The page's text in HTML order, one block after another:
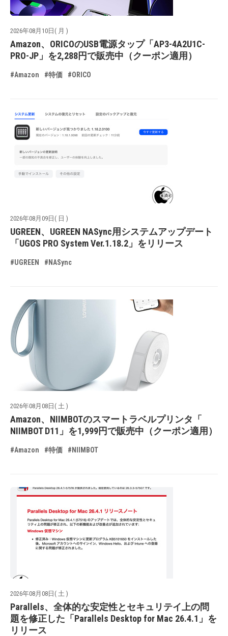
2026年08月10日( 月 )
Amazon、ORICOのUSB電源タップ「AP3-4A2U1C-
PRO-JP」を2,288円で販売中（クーポン適用）
#Amazon #特価 #ORICO
2026年08月09日( 日 )
UGREEN、UGREEN NASync用システムアップデート
「UGOS PRO System Ver.1.18.2」をリリース
#UGREEN #NASync
2026年08月08日( 土 )
Amazon、NIIMBOTのスマートラベルプリンタ「
NIIMBOT D11」を1,999円で販売中（クーポン適用）
#Amazon #特価 #NIIMBOT
2026年08月08日( 土 )
Parallels、全体的な安定性とセキュリテイ上の問
題を修正した「Parallels Desktop for Mac 26.4.1」を
リリース